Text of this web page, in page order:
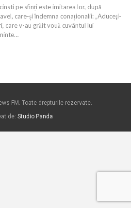
pe sfinți este imitarea lor, după
care-și îndemna conaționalii: „Aduceţi-
care v-au grăit vouă cuvântul lui
FM. Toate drepturile rezervate.
de: Studio Panda